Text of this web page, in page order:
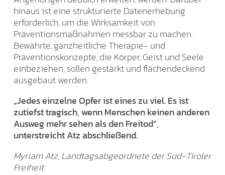
hinaus ist eine strukturierte Datenerhebung
erforderlich, um die Wirksamkeit von
Präventionsmaßnahmen messbar zu machen.
Bewährte, ganzheitliche Therapie- und
Präventionskonzepte, die Körper, Geist und Seele
einbeziehen, sollen gestärkt und flächendeckend
ausgebaut werden.
„Jedes einzelne Opfer ist eines zu viel. Es ist
zutiefst tragisch, wenn Menschen keinen anderen
Ausweg mehr sehen als den Freitod“,
unterstreicht Atz abschließend.
Myriam Atz, Landtagsabgeordnete der Süd-Tiroler
Freiheit